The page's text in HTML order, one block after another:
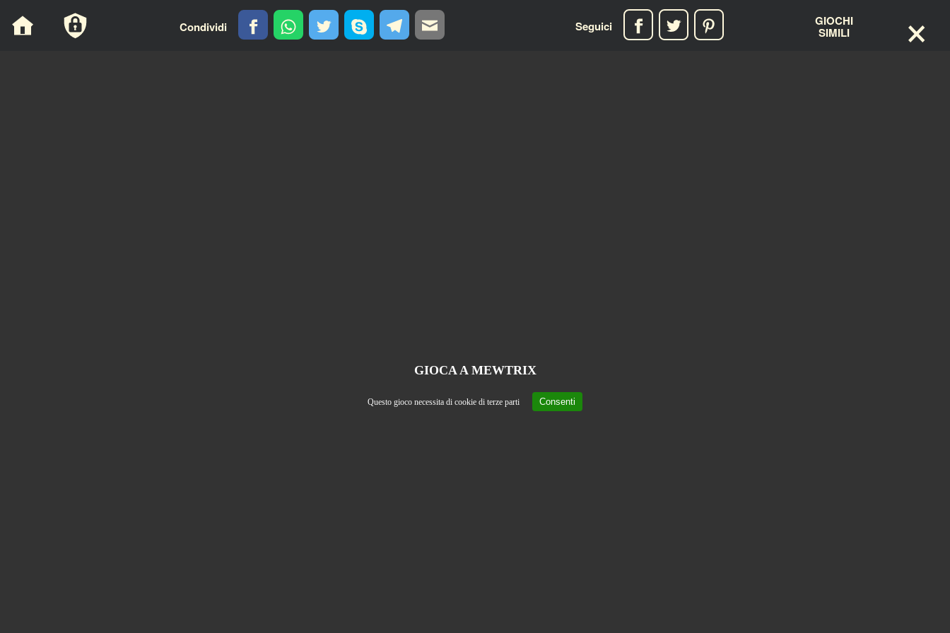
Condividi Seguici GIOCHI
SIMILI ×
GIOCA A MEWTRIX
Questo gioco necessita di cookie di terze parti Consenti